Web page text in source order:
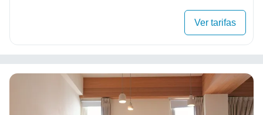
Ver tarifas